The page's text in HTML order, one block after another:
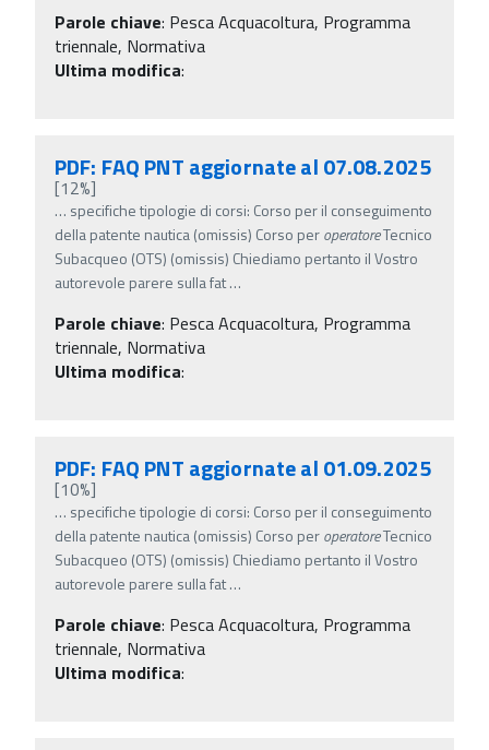
Parole chiave: Pesca Acquacoltura, Programma
triennale, Normativa
Ultima modifica:
PDF: FAQ PNT aggiornate al 07.08.2025
[12%]
… specifiche tipologie di corsi: Corso per il conseguimento
della patente nautica (omissis) Corso peroperatoreTecnico
Subacqueo (OTS) (omissis) Chiediamo pertanto il Vostro
autorevole parere sulla fat…
Parole chiave: Pesca Acquacoltura, Programma
triennale, Normativa
Ultima modifica:
PDF: FAQ PNT aggiornate al 01.09.2025
[10%]
… specifiche tipologie di corsi: Corso per il conseguimento
della patente nautica (omissis) Corso peroperatoreTecnico
Subacqueo (OTS) (omissis) Chiediamo pertanto il Vostro
autorevole parere sulla fat…
Parole chiave: Pesca Acquacoltura, Programma
triennale, Normativa
Ultima modifica: